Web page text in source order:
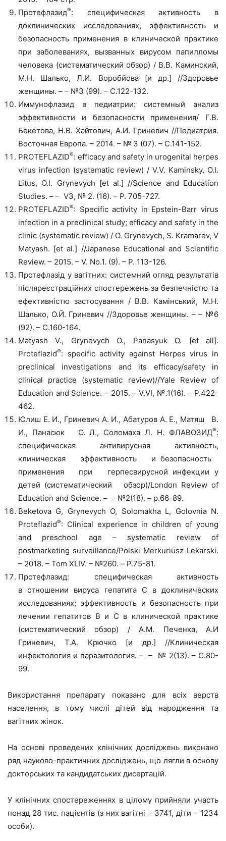
Протефлазид®: специфическая активность в
доклинических исследованиях, эффективность и
безопасность применения в клинической практике
при заболеваниях, вызванных вирусом папилломы
человека (систематический обзор) / В.В. Каминский,
М.Н. Шалько, Л.И. Воробйова [и др.] //Здоровье
женщины. – – №3 (99). – С.122-132.
Иммунофлазид в педиатрии: системный анализ
эффективности и безопасности применения/ Г.В.
Бекетова, Н.В. Хайтович, А.И. Гриневич //Педиатрия.
Восточная Европа. – 2014. – № 3 (07). – С.141-152.
PROTEFLAZID®: efficacy and safety in urogenital herpes
virus infection (systematic review) / V.V. Kaminsky, O.I.
Litus, O.I. Grynevych [et al.] //Science and Education
Studies. – – V3, № 2. (16). – P. 705-727.
PROTEFLAZID®: Specific activity in Epstein-Barr virus
infection in a preclinical study; efficacy and safety in the
clinic (systematic review) / O. Grynevych, S. Kramarev, V
Matyash. [et al.] //Japanese Educational and Scientific
Review. – 2015. – V. No.1. (9). – P. 113-126.
Протефлазід у вагітних: системний огляд результатів
післяреєстраційних спостережень за безпечністю та
ефективністю застосування / В.В. Камінський, М.Н.
Шалько, О.Й. Гриневич //Здоровье женщины. – – №6
(92). – С.160-164.
Matyash V., Grynevych O., Panasyuk О. [et all].
Proteflazid®: specific activity against Herpes virus in
preclinical investigations and its efficacy/safety in
clinical practice (systematic review)//Yale Review of
Education and Science. – 2015. – V.VI, №.1(16). – P.422-
462.
Юлиш Е. И., Гриневич А. И., Абатуров А. Е., Матяш В.
И., Панасюк О. Л., Соломаха Л. Н. ФЛАВОЗИД®:
специфическая антивирусная активность,
клиническая эффективность и безопасность
применения при герпесвирусной инфекции у
детей (систематический обзор)/London Review of
Education and Science. – – №2(18). – р.66-89.
Beketova G, Grynevych O, Solomakha L, Golovnia N.
Proteflazid®: Clinical experience in children of young
and preschool age – systematic review of
postmarketing surveillance/Polski Merkuriusz Lekarski.
– 2018. – Tom XLIV. – №260. – Р.75-81.
Протефлазид: специфическая активность
в отношении вируса гепатита С в доклинических
исследованиях; эффективность и безопасность при
лечении гепатитов В и С в клинической практике
(систематический обзор) / А.М. Печенка, А.И
Гриневич, Т.А. Крючко [и др.] //Клиническая
инфектология и паразитология. – – № 2(13). – С.80-
99.
Використання препарату показано для всіх верств
населення, в тому числі дітей від народження та
вагітних жінок.
На основі проведених клінічних досліджень виконано
ряд науково-практичних досліджень, що лягли в основу
докторських та кандидатських дисертацій.
У клінічних спостереженнях в цілому прийняли участь
понад 28 тис. пацієнтів (з них вагітні – 3741, діти – 1234
особи).